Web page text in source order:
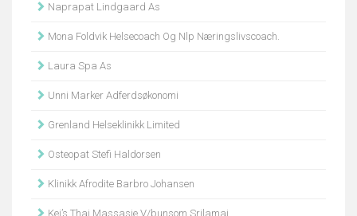
Naprapat Lindgaard As
Mona Foldvik Helsecoach Og Nlp Næringslivscoach.
Laura Spa As
Unni Marker Adferdsøkonomi
Grenland Helseklinikk Limited
Osteopat Stefi Haldorsen
Klinikk Afrodite Barbro Johansen
Kei’s Thai Massasje V/bunsom Srilamai